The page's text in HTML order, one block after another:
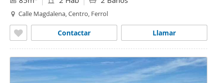
Calle Magdalena, Centro, Ferrol
Llamar
Contactar